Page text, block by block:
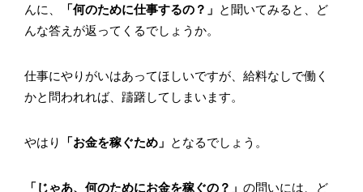
んに、
「何のために仕事するの？」 と聞いてみると、ど
んな答えが返ってくるでしょうか。
仕事にやりがいはあってほしいですが、給料なしで働く
かと問われれば、躊躇してしまいます。
やはり 「お金を稼ぐため」 となるでしょう。
「じゃあ、何のためにお金を稼ぐの？」 の問いには、ど